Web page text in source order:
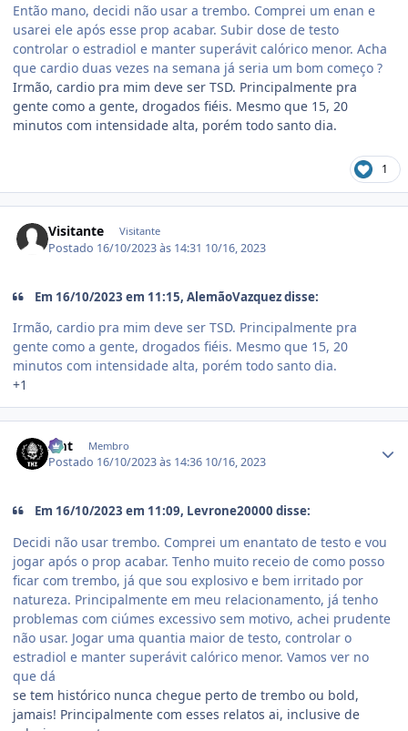
Então mano, decidi não usar a trembo. Comprei um enan e
usarei ele após esse prop acabar. Subir dose de testo
controlar o estradiol e manter superávit calórico menor. Acha
que cardio duas vezes na semana já seria um bom começo ?
Irmão, cardio pra mim deve ser TSD. Principalmente pra
gente como a gente, drogados fiéis. Mesmo que 15, 20
minutos com intensidade alta, porém todo santo dia.
1
Visitante Visitante
Postado 16/10/2023 às 14:31 10/16, 2023
Em 16/10/2023 em 11:15, AlemãoVazquez disse:
Irmão, cardio pra mim deve ser TSD. Principalmente pra
gente como a gente, drogados fiéis. Mesmo que 15, 20
minutos com intensidade alta, porém todo santo dia.
+1
zmt Membro
Postado 16/10/2023 às 14:36 10/16, 2023
Em 16/10/2023 em 11:09, Levrone20000 disse:
Decidi não usar trembo. Comprei um enantato de testo e vou
jogar após o prop acabar. Tenho muito receio de como posso
ficar com trembo, já que sou explosivo e bem irritado por
natureza. Principalmente em meu relacionamento, já tenho
problemas com ciúmes excessivo sem motivo, achei prudente
não usar. Jogar uma quantia maior de testo, controlar o
estradiol e manter superávit calórico menor. Vamos ver no
que dá
se tem histórico nunca chegue perto de trembo ou bold,
jamais! Principalmente com esses relatos ai, inclusive de